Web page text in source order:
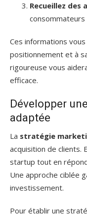
Recueillez des
Ces informations
positionnement et à
rigoureuse vous
efficace.
Développer
adaptée
La stratégie
acquisition de clients.
startup tout en
Une approche ciblée
investissement.
Pour établir une